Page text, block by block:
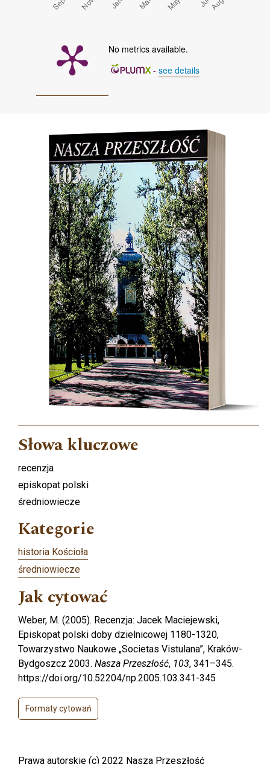
No metrics available.
- see details
Słowa kluczowe
recenzja
episkopat polski
średniowiecze
Kategorie
historia Kościoła
średniowiecze
Jak cytować
Weber, M. (2005). Recenzja: Jacek Maciejewski,
Episkopat polski doby dzielnicowej 1180-1320,
Towarzystwo Naukowe „Societas Vistulana”, Kraków-
Bydgoszcz 2003. Nasza Przeszłość, 103, 341–345.
https://doi.org/10.52204/np.2005.103.341-345
Formaty cytowań
Prawa autorskie (c) 2022 Nasza Przeszłość